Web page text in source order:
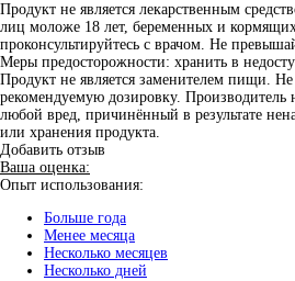
Продукт не является лекарственным
лиц моложе 18 лет, беременных и
проконсультируйтесь с врачом. Не
Меры предосторожности: хранить в
Продукт не является заменителем пищи.
рекомендуемую дозировку. Производитель
любой вред, причинённый в результате
или хранения продукта.
Добавить отзыв
Ваша оценка:
Опыт использования:
Больше года
Менее месяца
Несколько месяцев
Несколько дней